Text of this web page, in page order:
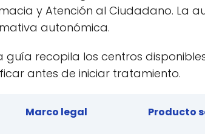
y Atención al Ciudadano. La
autonómica.
guía recopila los centros
antes de iniciar tratamiento.
Marco legal Producto